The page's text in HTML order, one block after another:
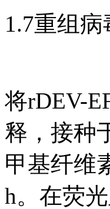
1.7重组
将rDEV-
释，接种
甲基纤维
h。在荧